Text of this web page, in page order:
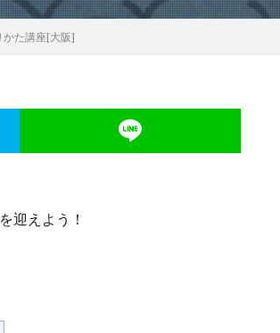
かた講座[大阪]
迎えよう！